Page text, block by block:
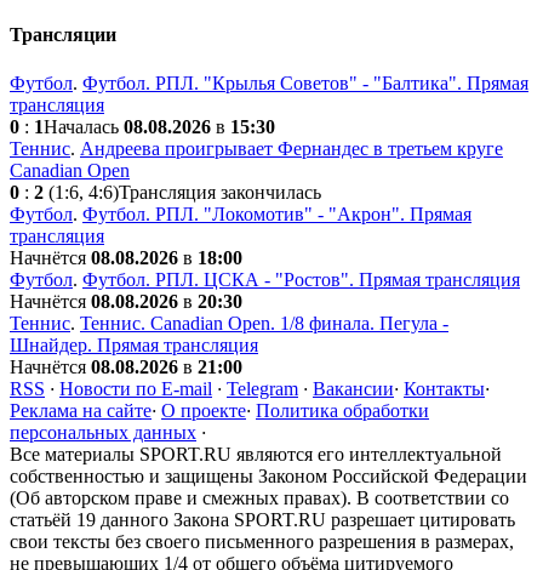
Трансляции
Футбол. Футбол. РПЛ. "Крылья Советов" - "Балтика". Прямая
трансляция
0 : 1Началась 08.08.2026 в 15:30
Теннис. Андреева проигрывает Фернандес в третьем круге
Canadian Open
0 : 2 (1:6, 4:6)Трансляция закончилась
Футбол. Футбол. РПЛ. "Локомотив" - "Акрон". Прямая
трансляция
Начнётся 08.08.2026 в 18:00
Футбол. Футбол. РПЛ. ЦСКА - "Ростов". Прямая трансляция
Начнётся 08.08.2026 в 20:30
Теннис. Теннис. Canadian Open. 1/8 финала. Пегула -
Шнайдер. Прямая трансляция
Начнётся 08.08.2026 в 21:00
RSS · Новости по E-mail · Telegram · Вакансии· Контакты·
Реклама на сайте· О проекте· Политика обработки
персональных данных ·
Все материалы SPORT.RU являются его интеллектуальной
собственностью и защищены Законом Российской Федерации
(Об авторском праве и смежных правах). В соответствии со
статьёй 19 данного Закона SPORT.RU разрешает цитировать
свои тексты без своего письменного разрешения в размерах,
не превышающих 1/4 от общего объёма цитируемого